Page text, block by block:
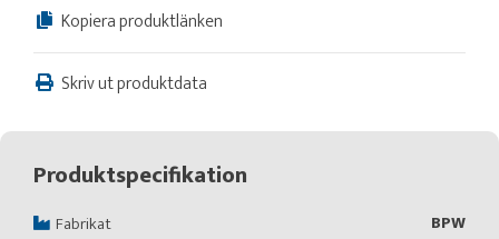
Kopiera produktlänken
Skriv ut produktdata
Produktspecifikation
Fabrikat
BPW